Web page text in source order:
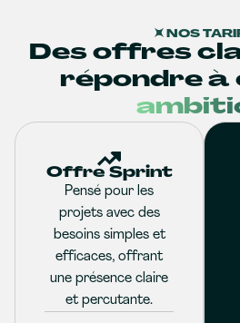
NOS
Des offres
répondre à
Offre Sprint
Pensé pour les
projets avec des
besoins simples et
efficaces, offrant
une présence claire
et percutante.